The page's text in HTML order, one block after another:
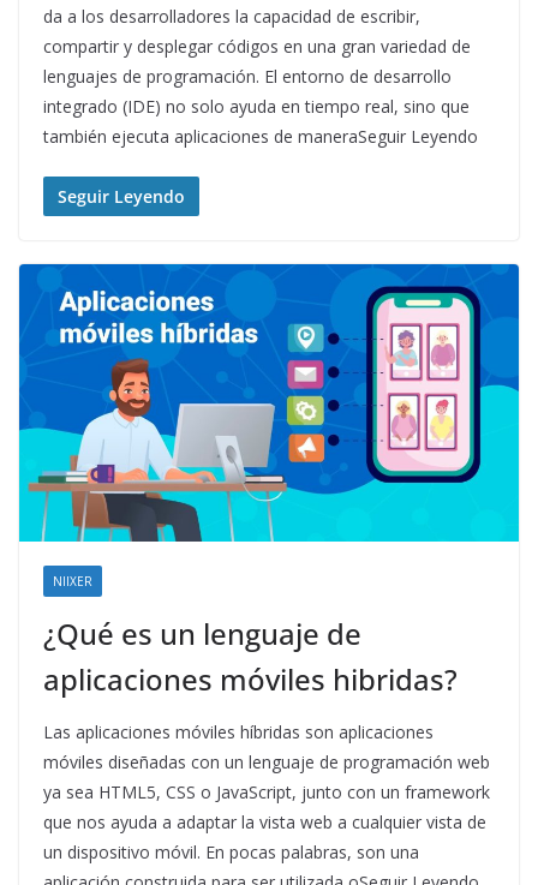
da a los desarrolladores la capacidad de escribir,
compartir y desplegar códigos en una gran variedad de
lenguajes de programación. El entorno de desarrollo
integrado (IDE) no solo ayuda en tiempo real, sino que
también ejecuta aplicaciones de maneraSeguir Leyendo
Seguir Leyendo
NIIXER
¿Qué es un lenguaje de
aplicaciones móviles hibridas?
Las aplicaciones móviles híbridas son aplicaciones
móviles diseñadas con un lenguaje de programación web
ya sea HTML5, CSS o JavaScript, junto con un framework
que nos ayuda a adaptar la vista web a cualquier vista de
un dispositivo móvil. En pocas palabras, son una